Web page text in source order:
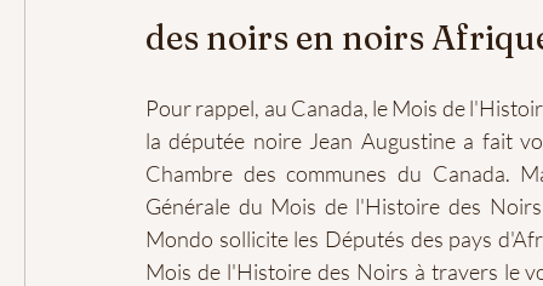
des noirs en noirs
Pour rappel, au Canada, le Mois de
la députée noire Jean Augustine a fait
Chambre des communes du Canada.
Générale du Mois de l'Histoire des
Mondo sollicite les Députés des pays
Mois de l'Histoire des Noirs à travers le